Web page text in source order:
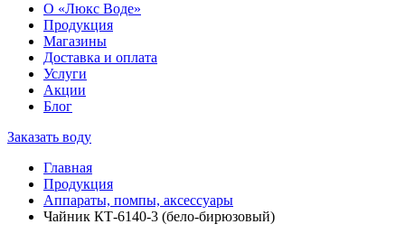
О «Люкс Воде»
Продукция
Магазины
Доставка и оплата
Услуги
Акции
Блог
Заказать воду
Главная
Продукция
Аппараты, помпы, аксессуары
Чайник КТ-6140-3 (бело-бирюзовый)